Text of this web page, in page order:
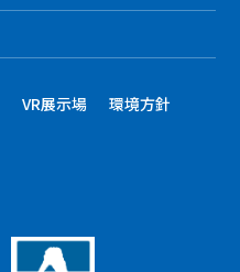
VR展示場 環境方針